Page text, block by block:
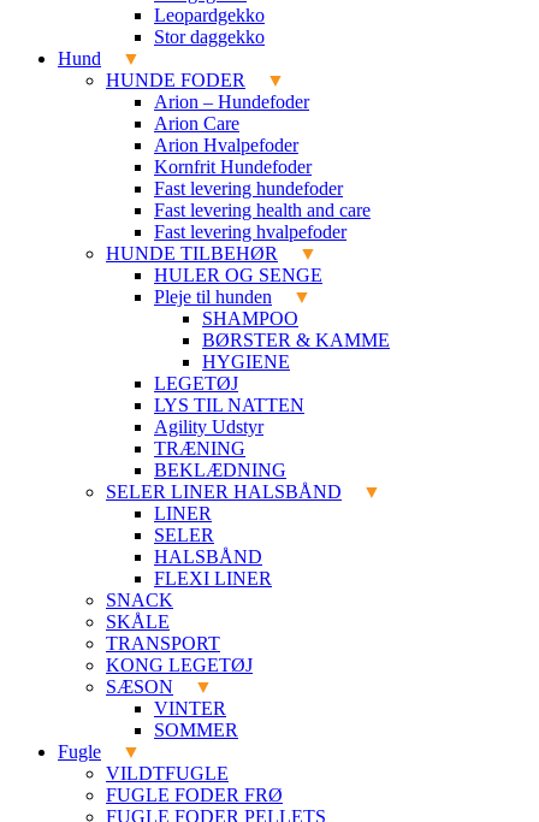
Leopardgekko
Stor daggekko
Hund
HUNDE FODER
Arion – Hundefoder
Arion Care
Arion Hvalpefoder
Kornfrit Hundefoder
Fast levering hundefoder
Fast levering health and care
Fast levering hvalpefoder
HUNDE TILBEHØR
HULER OG SENGE
Pleje til hunden
SHAMPOO
BØRSTER & KAMME
HYGIENE
LEGETØJ
LYS TIL NATTEN
Agility Udstyr
TRÆNING
BEKLÆDNING
SELER LINER HALSBÅND
LINER
SELER
HALSBÅND
FLEXI LINER
SNACK
SKÅLE
TRANSPORT
KONG LEGETØJ
SÆSON
VINTER
SOMMER
Fugle
VILDTFUGLE
FUGLE FODER FRØ
FUGLE FODER PELLETS